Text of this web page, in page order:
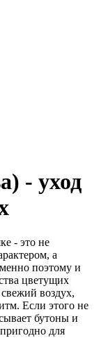
- уход
- это не
а
поэтому и
цветущих
воздух,
Если этого не
бутоны и
для